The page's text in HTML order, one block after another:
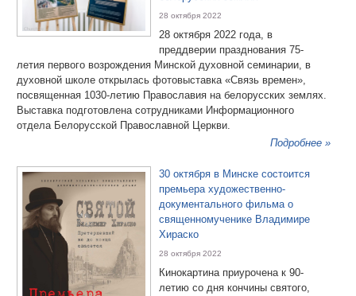
28 октября 2022
28 октября 2022 года, в
преддверии празднования 75-
летия первого возрождения Минской духовной семинарии, в
духовной школе открылась фотовыставка «Связь времен»,
посвященная 1030-летию Православия на белорусских землях.
Выставка подготовлена сотрудниками Информационного
отдела Белорусской Православной Церкви.
Подробнее »
30 октября в Минске состоится
премьера художественно-
документального фильма о
священномученике Владимире
Хираско
28 октября 2022
Кинокартина приурочена к 90-
летию со дня кончины святого,